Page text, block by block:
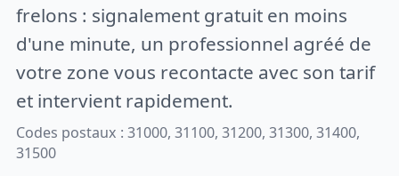
frelons : signalement gratuit en moins
d'une minute, un professionnel agréé de
votre zone vous recontacte avec son tarif
et intervient rapidement.
Codes postaux : 31000, 31100, 31200, 31300, 31400,
31500